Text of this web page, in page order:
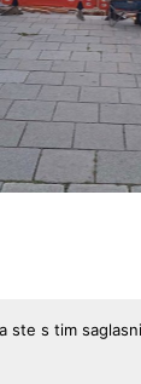
ste s tim